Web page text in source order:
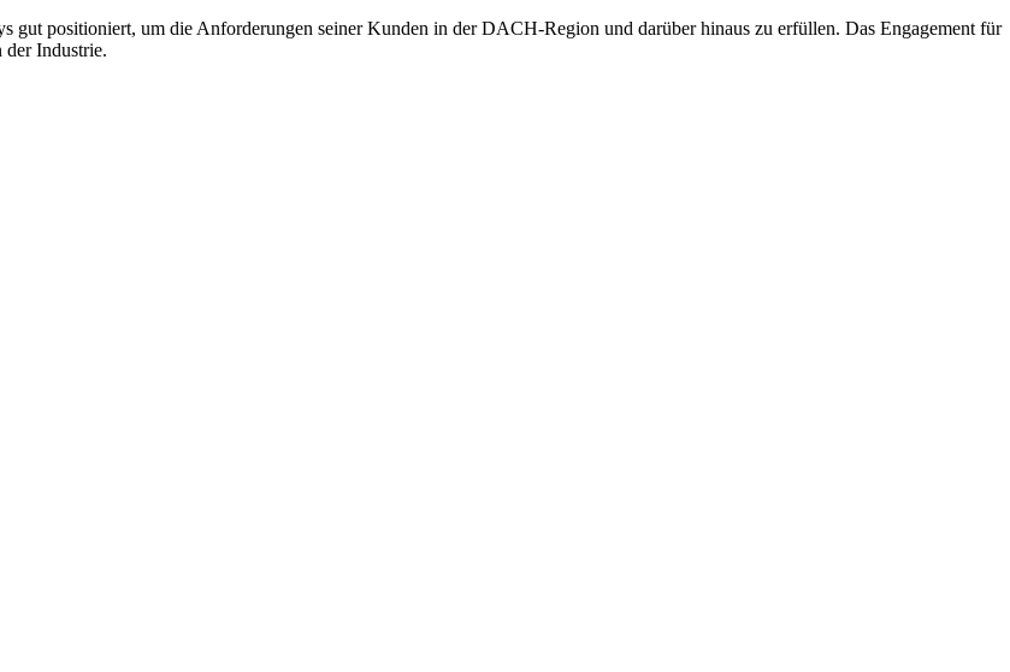
gut positioniert, um die Anforderungen seiner Kunden in der DACH-Region und darüber hinaus zu erfüllen. Das Engagement für
der Industrie.